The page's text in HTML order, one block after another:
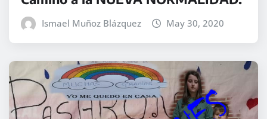
Ismael Muñoz Blázquez May 30, 2020